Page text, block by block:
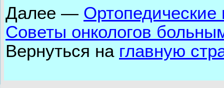
Далее —
Советы онкологов
Вернуться на главную